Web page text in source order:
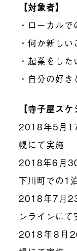
【対象者】
・ローカル
・何か新し
・起業をした
・自分の好
【寺子屋スケ
2018年5月
幌にて実施
2018年6月
下川町での1
2018年7月
ンラインにて
2018年8月